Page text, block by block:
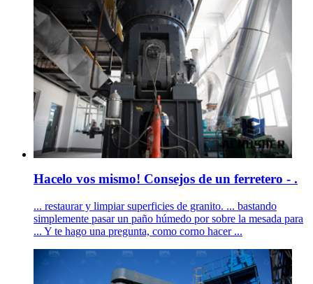
Hacelo vos mismo! Consejos de un ferretero - .
... restaurar y limpiar superficies de granito. ... bastando
simplemente pasar un paño húmedo por sobre la mesada para
... Y te hago una pregunta, como corno hacer ...